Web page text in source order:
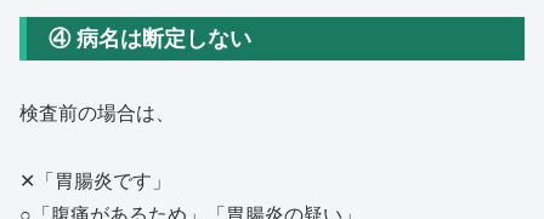
④ 病名は断定しない
検査前の場合は、
✕「胃腸炎です」